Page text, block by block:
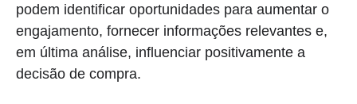
podem identificar oportunidades para aumentar o
engajamento, fornecer informações relevantes e,
em última análise, influenciar positivamente a
decisão de compra.